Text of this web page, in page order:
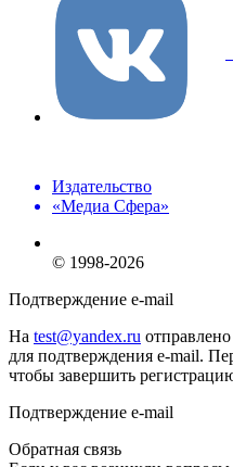
Издательство
«Медиа Сфера»
© 1998-2026
Подтверждение e-mail
На test@yandex.ru
для подтверждения e-mail.
чтобы завершить
Подтверждение e-mail
Обратная связь